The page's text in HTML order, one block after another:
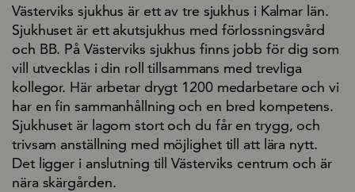
Västerviks sjukhus är ett av tre sjukhus i Kalmar län.
Sjukhuset är ett akutsjukhus med förlossningsvård
och BB. På Västerviks sjukhus finns jobb för dig som
vill utvecklas i din roll tillsammans med trevliga
kollegor. Här arbetar drygt 1200 medarbetare och vi
har en fin sammanhållning och en bred kompetens.
Sjukhuset är lagom stort och du får en trygg, och
trivsam anställning med möjlighet till att lära nytt.
Det ligger i anslutning till Västerviks centrum och är
nära skärgården.